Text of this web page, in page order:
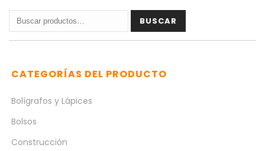
Buscar
por:
BUSCAR
CATEGORÍAS DEL PRODUCTO
Bolígrafos y Lápices
Bolsos
Construcción